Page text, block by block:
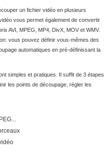
un fichier vidéo en plusieurs
vous permet également de convertir
AVI, MPEG, MP4, DivX, MOV et WMV.
vous pouvez définir vous-mêmes des
automatiques en pré-définissant la
simples et pratiques. Il suffit de 3 étapes
les points de découpage, régler les